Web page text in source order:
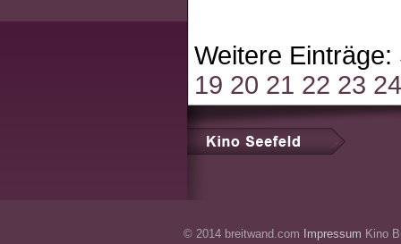
Weitere
19 20 21 22 23 24
© 2014 breitwand.com Impressum Kino